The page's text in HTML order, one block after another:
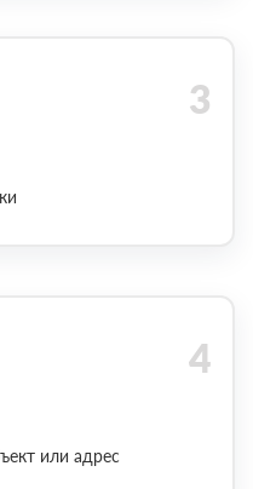
или адрес